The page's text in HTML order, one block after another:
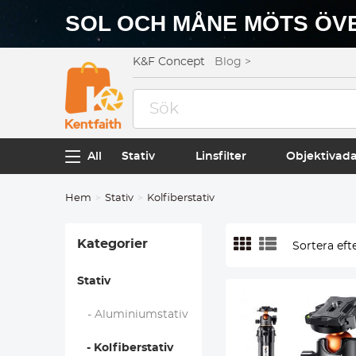
SOL OCH MÅNE MÖTS
K&F Concept Blog >
All Stativ Linsfilter
Hem Stativ Kolfiberstativ
Kategorier
Stativ
- Aluminiumstativ
- Kolfiberstativ
Sortera